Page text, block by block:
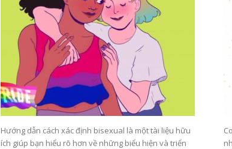
thời
đại
Hướng dẫn cách xác định bisexual là một tài liệu hữu
ích giúp bạn hiểu rõ hơn về những biểu hiện và triển